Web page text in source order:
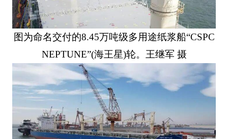
图为命名交付的8.45万吨级多用途纸浆船“CSPC
NEPTUNE”(海王星)轮。王继军 摄